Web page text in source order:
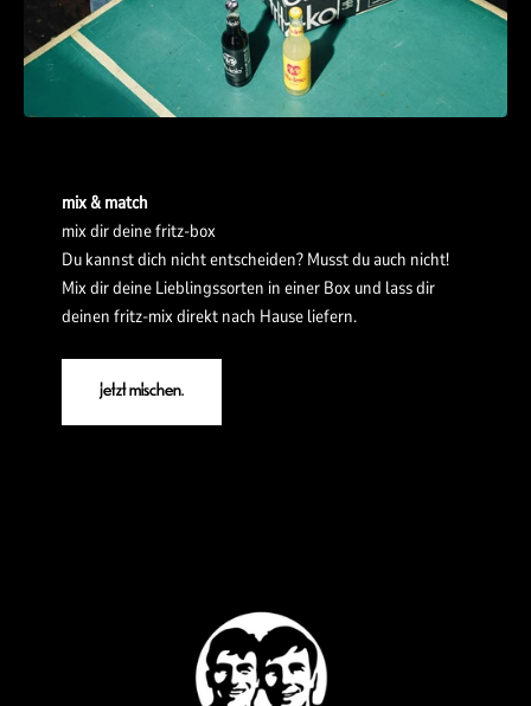
mix & match
mix dir deine fritz-box
Du kannst dich nicht entscheiden? Musst du auch nicht!
Mix dir deine Lieblingssorten in einer Box und lass dir
deinen fritz-mix direkt nach Hause liefern.
jetzt mischen.